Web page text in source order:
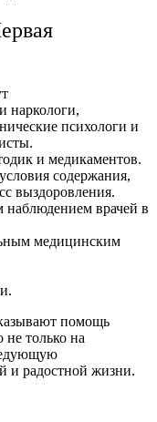
наркологи,
психологи и
и медикаментов.
содержания,
выздоровления.
врачей в
медицинским
помощь
только на
и радостной жизни.